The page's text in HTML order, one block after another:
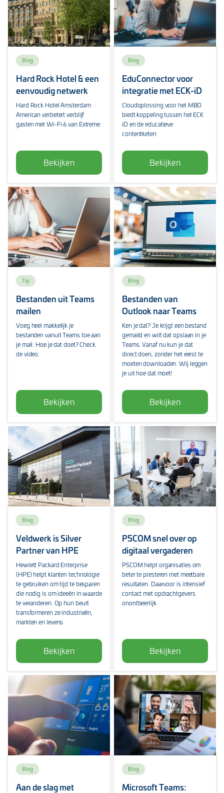
Blog
Hard Rock Hotel & een
eenvoudig netwerk
Hard Rock Hotel Amsterdam
American verbetert verblijf
gasten met Wi-Fi 6 van Extreme
Bekijken
Blog
EduConnector voor
integratie met ECK-iD
Cloudoplossing voor het MBO
biedt koppeling tussen het ECK
iD en de educatieve
contentketen
Bekijken
Tip
Bestanden uit Teams
mailen
Voeg heel makkelijk je
bestanden vanuit Teams toe aan
je mail. Hoe je dat doet? Check
de video.
Bekijken
Blog
Bestanden van
Outlook naar Teams
Ken je dat? Je krijgt een bestand
gemaild en wilt dat opslaan in je
Teams. Vanaf nu kun je dat
direct doen, zonder het eerst te
moeten downloaden. Wij leggen
je uit hoe dat moet!
Bekijken
Blog
Veldwerk is Silver
Partner van HPE
Hewlett Packard Enterprise
(HPE) helpt klanten technologie
te gebruiken om tijd te besparen
die nodig is om ideeën in waarde
te veranderen. Op hun beurt
transformeren ze industrieën,
markten en levens
Bekijken
Blog
P5COM snel over op
digitaal vergaderen
P5COM helpt organisaties om
beter te presteren met meetbare
resultaten. Daarvoor is intensief
contact met opdrachtgevers
onontbeerlijk
Bekijken
Blog
Aan de slag met
Blog
Microsoft Teams: